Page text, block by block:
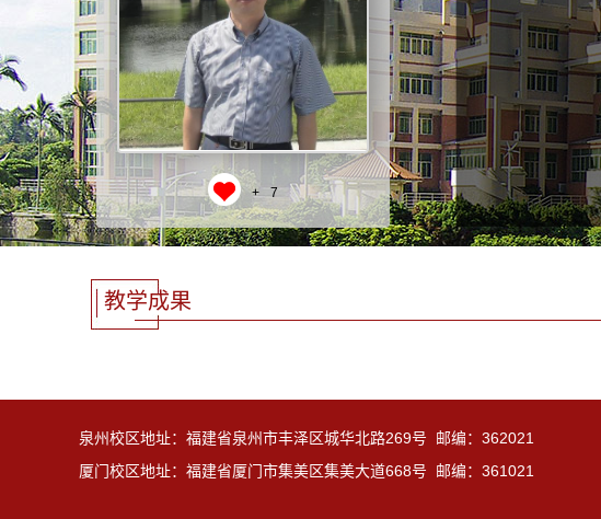
+ 7
教学成果
泉州校区地址：福建省泉州市丰泽区城华北路269号 邮编：362021
厦门校区地址：福建省厦门市集美区集美大道668号 邮编：361021